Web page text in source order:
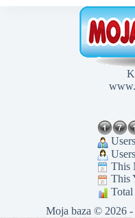
This
This
Total
Moja baza © 2026 -